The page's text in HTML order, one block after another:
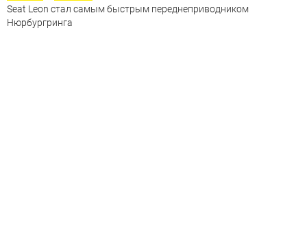
Seat Leon стал самым быстрым переднеприводником
Нюрбургринга